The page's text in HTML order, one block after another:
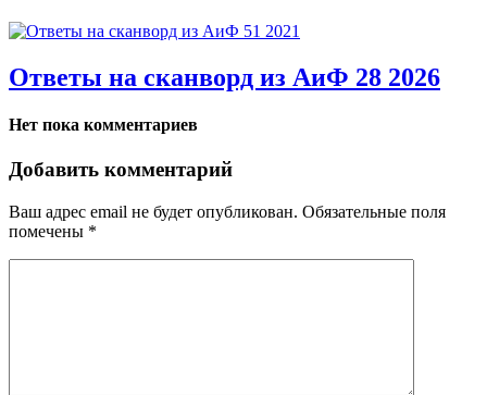
Ответы на сканворд из АиФ 28 2026
Нет пока комментариев
Добавить комментарий
Ваш адрес email не будет опубликован. Обязательные поля
помечены *